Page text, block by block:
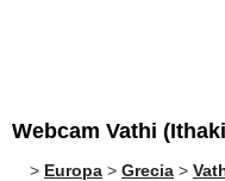
Webcam Vathi
> Europa > Grecia >